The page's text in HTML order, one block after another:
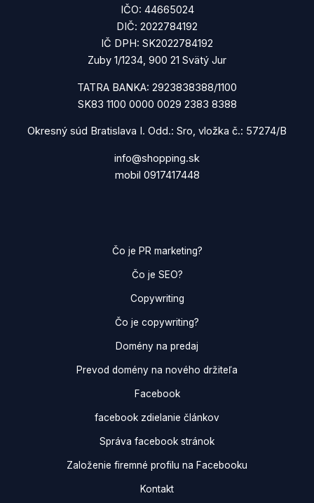
IČO: 44665024
DIČ: 2022784192
IČ DPH: SK2022784192
Zuby 1/1234, 900 21 Svätý Jur
TATRA BANKA: 2923838388/1100
SK83 1100 0000 0029 2383 8388
Okresný súd Bratislava I. Odd.: Sro, vložka č.: 57274/B
info@shopping.sk
mobil 0917417448
Čo je PR marketing?
Čo je SEO?
Copywriting
Čo je copywriting?
Domény na predaj
Prevod domény na nového držiteľa
Facebook
facebook zdielanie článkov
Správa facebook stránok
Založenie firemné profilu na Facebooku
Kontakt